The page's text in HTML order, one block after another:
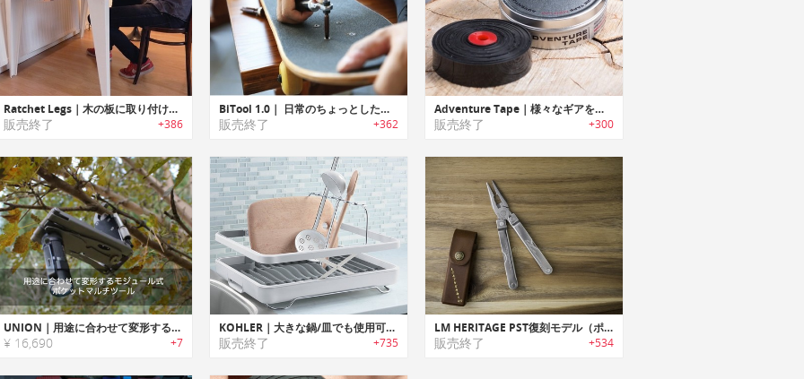
Ratchet Legs｜木の板に取り付けデスク/テーブル/ベンチに変えるポータブルテーブルレッグ「ラチェットレッグ」
販売終了 +386
BiTool 1.0｜ 日常のちょっとした場面で大活躍するマルチ工具「バイツール」
販売終了 +362
Adventure Tape｜様々なギアを修復可能な多用途テープ「アドベンチャーテープ」
販売終了 +300
UNION｜用途に合わせて変形するモジュール式ポケットマルチツール「ユニオン」
¥ 16,690 +7
KOHLER｜大きな鍋/皿でも使用可能なワイングラスラック付きディッシュラック
販売終了 +735
LM HERITAGE PST復刻モデル（ポケット・サバイバル・ツール）
販売終了 +534